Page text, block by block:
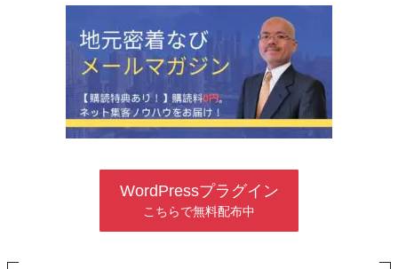
WordPressプラグイン
こちらで無料配布中